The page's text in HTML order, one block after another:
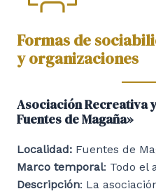
Formas de
y organizaciones
Asociación Recreativa
Fuentes de Magaña»
Localidad: Fuentes de
Marco temporal: Todo el
Descripción: La